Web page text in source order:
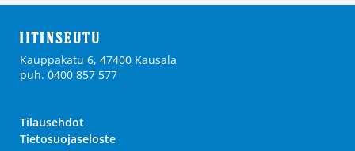
Kauppakatu 6, 47400 Kausala
puh. 0400 857 577
Tilausehdot
Tietosuojaseloste